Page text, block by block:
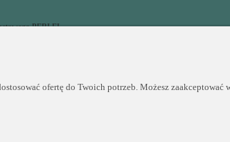
PERLEI
ofertę do Twoich potrzeb. Możesz